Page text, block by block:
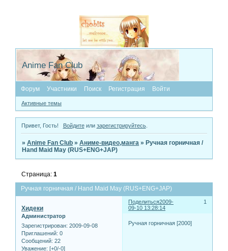
Anime Fan Club
Форум Участники Поиск Регистрация Войти
Активные темы
Привет, Гость! Войдитеили зарегистрируйтесь.
»Anime Fan Club »Аниме-видео,манга »Ручная горничная /
Hand Maid May (RUS+ENG+JAP)
Ручная горничная / Hand Maid May (RUS+ENG+JAP)
Страница:1
Поделиться 1
2009-
09-10 13:28:14
Хидеки
Администратор
Зарегистрирован: 2009-09-08
Приглашений: 0
Сообщений: 22
Уважение: [+0/-0]
Ручная горничная [2000]